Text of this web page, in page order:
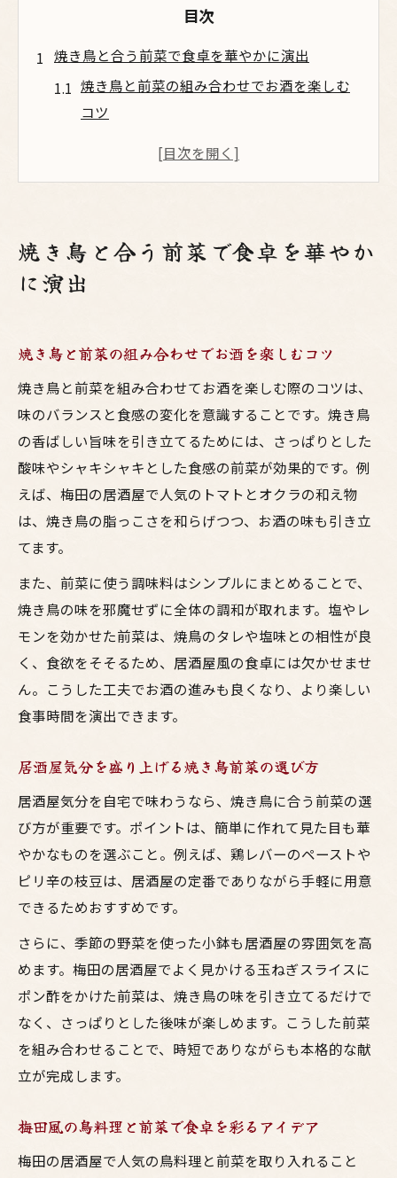
目次
焼き鳥と合う前菜で食卓を華やかに演出
焼き鳥と前菜の組み合わせでお酒を楽しむ
コツ
居酒屋気分を盛り上げる焼き鳥前菜の選び
大阪流の焼鳥と前菜で家呑みが華やぐ工夫
鳥料理と野菜前菜で栄養バランスを確保す
大阪流の居酒屋前菜で鳥料理を格上げ
は
焼き鳥とお酒を引き立てる大阪流前菜の工
夫
焼き鳥と相性抜群な大阪らしい前菜アイデ
お酒によく合う焼鳥前菜の簡単テクニック
お酒と焼き鳥を引き立てる簡単前菜レシピ
集
焼き鳥とお酒の相性を高める前菜の工夫術
大阪流の鳥料理前菜でおもてなしに差をつ
ける
焼鳥にぴったりの前菜で家飲みがもっと楽
しく
栄養バランス重視なら副菜選びが決め手
焼き鳥とお酒に合う栄養満点副菜の選び方
居酒屋風焼鳥献立で野菜前菜を取り入れる
工夫
梅田流鳥料理前菜でバランス良い食卓を実
現
る
デア
焼き鳥と合う前菜で食卓を華やか
に演出
焼き鳥と前菜の組み合わせでお酒を楽しむコツ
焼き鳥と前菜を組み合わせてお酒を楽しむ際のコツは、
味のバランスと食感の変化を意識することです。焼き鳥
の香ばしい旨味を引き立てるためには、さっぱりとした
酸味やシャキシャキとした食感の前菜が効果的です。例
えば、梅田の居酒屋で人気のトマトとオクラの和え物
は、焼き鳥の脂っこさを和らげつつ、お酒の味も引き立
てます。
また、前菜に使う調味料はシンプルにまとめることで、
焼き鳥の味を邪魔せずに全体の調和が取れます。塩やレ
モンを効かせた前菜は、焼鳥のタレや塩味との相性が良
く、食欲をそそるため、居酒屋風の食卓には欠かせませ
ん。こうした工夫でお酒の進みも良くなり、より楽しい
食事時間を演出できます。
居酒屋気分を盛り上げる焼き鳥前菜の選び方
居酒屋気分を自宅で味わうなら、焼き鳥に合う前菜の選
び方が重要です。ポイントは、簡単に作れて見た目も華
やかなものを選ぶこと。例えば、鶏レバーのペーストや
ピリ辛の枝豆は、居酒屋の定番でありながら手軽に用意
できるためおすすめです。
さらに、季節の野菜を使った小鉢も居酒屋の雰囲気を高
めます。梅田の居酒屋でよく見かける玉ねぎスライスに
ポン酢をかけた前菜は、焼き鳥の味を引き立てるだけで
なく、さっぱりとした後味が楽しめます。こうした前菜
を組み合わせることで、時短でありながらも本格的な献
立が完成します。
梅田風の鳥料理と前菜で食卓を彩るアイデア
梅田の居酒屋で人気の鳥料理と前菜を取り入れること